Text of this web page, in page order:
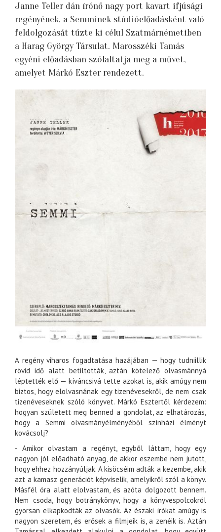
Janne Teller dán írónő nagy port kavart ifjúsági
regényének, a Semminek stúdióelőadásként való
feldolgozását tűzte ki célul Szatmárnémetiben
a Harag György Társulat. Marosszéki Tamás
egyéni előadásban szólaltatja meg a művet,
amelyet Márkó Eszter rendezett.
A regény viharos fogadtatása hazájában — hogy tudniillik
rövid idő alatt betiltották, aztán kötelező olvasmánnyá
léptették elő — kíváncsivá tette azokat is, akik amúgy nem
biztos, hogy elolvasnának egy tizenévesekről, de nem csak
tizenéveseknek szóló könyvet. Márkó Esztertől kérdezem:
hogyan született meg benned a gondolat, az elhatározás,
hogy a Semmi olvasmányélményéből színházi élményt
kovácsolj?
- Amikor olvastam a regényt, egyből láttam, hogy egy
nagyon jól előadható anyag, de akkor eszembe nem jutott,
hogy ehhez hozzányúljak. A kisöcséim adták a kezembe, akik
azt a kamasz generációt képviselik, amelyikről szól a könyv.
Másfél óra alatt elolvastam, és azóta dolgozott bennem.
Nem csoda, hogy botránykönyv, hogy a könyvespolcokról
gyorsan elkapkodták az olvasók. Az északi írókat amúgy is
nagyon szeretem, és erősek a filmjeik is, a zenéik is. Aztán